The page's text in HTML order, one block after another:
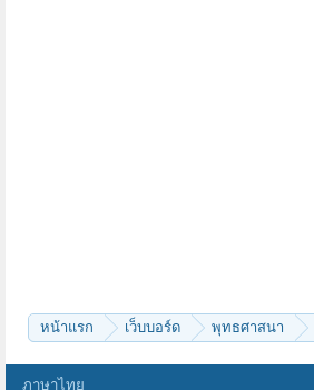
หน้าแรก เว็บบอร์ด พุทธศาสนา
ภาษาไทย